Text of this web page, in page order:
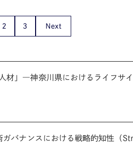
2 3 Next
材」―神奈川県におけるライフサイ
バナンスにおける戦略的知性（